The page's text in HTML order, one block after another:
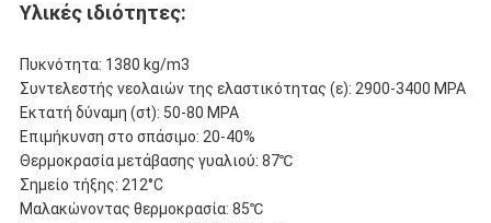
Υλικές ιδιότητες:
Πυκνότητα: 1380 kg/m3
Συντελεστής νεολαιών της ελαστικότητας (ε): 2900-3400 MPA
Εκτατή δύναμη (σt): 50-80 MPA
Επιμήκυνση στο σπάσιμο: 20-40%
Θερμοκρασία μετάβασης γυαλιού: 87℃
Σημείο τήξης: 212°C
Μαλακώνοντας θερμοκρασία: 85℃